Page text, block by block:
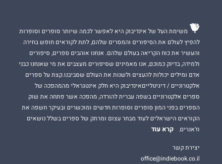
משימת העל של אינדיבוק היא לאפשר לכמה שיותר סופרים וסופרות
להפיץ לעולם את הסיפורים והמסרים שלהם, לתת לקוראים חופש בחירה
והעשיר את כוח הקריאה בעולם שלהם. אנחנו אוהבים ספרים, סיפורים
ולמידה, בדיוק כמוכם, אנו מאמינים שסיפורים מעצבים את מי שאנחנו כבני
אדם ומילים יכולות להעצים ולשנות את העולם שסביבנו.קצת על ספרים
אלקטרוניים / דיגיטלייםאינדיבוק היא חלק אינטגראלי מהמהפכה של
ספרים אלקטרוניים בשפה עברית להורדה, מהפכה אשר פתחה את שוק
הספרים בפני המון סופרים וסופרות חדשים ומוכשרים ובעיקר חשפה את
הקוראים הישראלים לעוד מבחר עצום ומרתק של ספרים בשלל נושאים
וז'אנרים.
קרא עוד
יצירת קשר
office@indiebook.co.il